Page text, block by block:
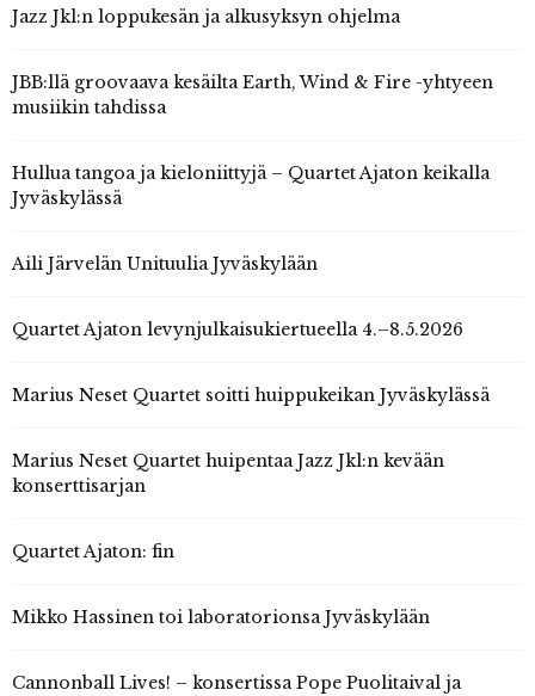
Jazz Jkl:n loppukesän ja alkusyksyn ohjelma
JBB:llä groovaava kesäilta Earth, Wind & Fire -yhtyeen
musiikin tahdissa
Hullua tangoa ja kieloniittyjä – Quartet Ajaton keikalla
Jyväskylässä
Aili Järvelän Unituulia Jyväskylään
Quartet Ajaton levynjulkaisukiertueella 4.–8.5.2026
Marius Neset Quartet soitti huippukeikan Jyväskylässä
Marius Neset Quartet huipentaa Jazz Jkl:n kevään
konserttisarjan
Quartet Ajaton: fin
Mikko Hassinen toi laboratorionsa Jyväskylään
Cannonball Lives! – konsertissa Pope Puolitaival ja